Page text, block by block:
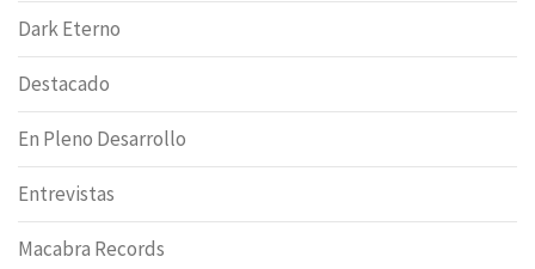
Dark Eterno
Destacado
En Pleno Desarrollo
Entrevistas
Macabra Records